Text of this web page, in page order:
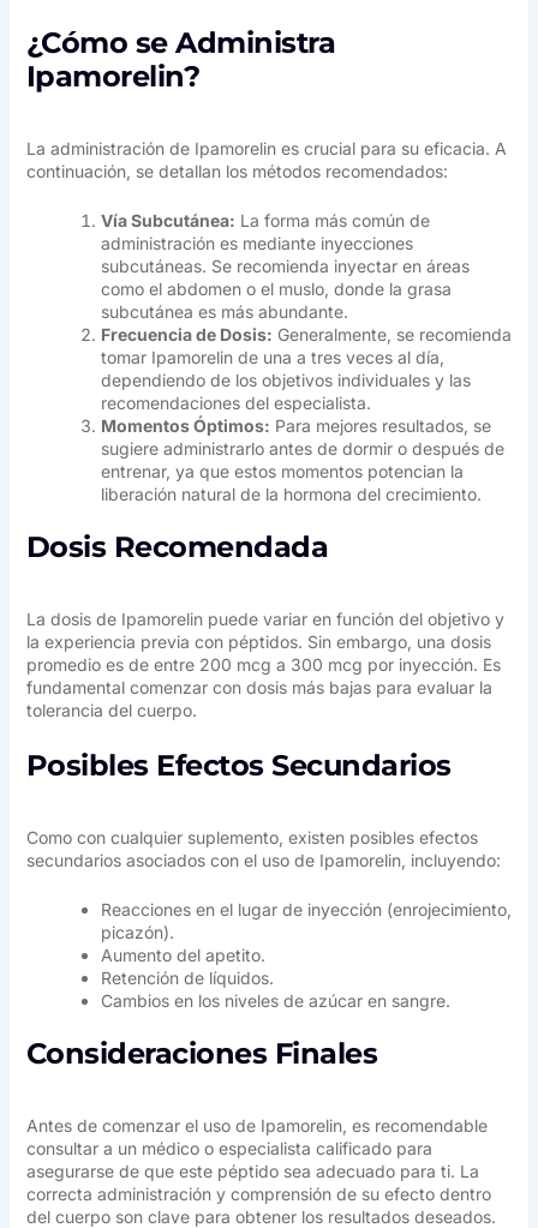
¿Cómo se Administra
Ipamorelin?
La administración de Ipamorelin es crucial para su eficacia. A
continuación, se detallan los métodos recomendados:
Vía Subcutánea: La forma más común de
administración es mediante inyecciones
subcutáneas. Se recomienda inyectar en áreas
como el abdomen o el muslo, donde la grasa
subcutánea es más abundante.
Frecuencia de Dosis: Generalmente, se recomienda
tomar Ipamorelin de una a tres veces al día,
dependiendo de los objetivos individuales y las
recomendaciones del especialista.
Momentos Óptimos: Para mejores resultados, se
sugiere administrarlo antes de dormir o después de
entrenar, ya que estos momentos potencian la
liberación natural de la hormona del crecimiento.
Dosis Recomendada
La dosis de Ipamorelin puede variar en función del objetivo y
la experiencia previa con péptidos. Sin embargo, una dosis
promedio es de entre 200 mcg a 300 mcg por inyección. Es
fundamental comenzar con dosis más bajas para evaluar la
tolerancia del cuerpo.
Posibles Efectos Secundarios
Como con cualquier suplemento, existen posibles efectos
secundarios asociados con el uso de Ipamorelin, incluyendo:
Reacciones en el lugar de inyección (enrojecimiento,
picazón).
Aumento del apetito.
Retención de líquidos.
Cambios en los niveles de azúcar en sangre.
Consideraciones Finales
Antes de comenzar el uso de Ipamorelin, es recomendable
consultar a un médico o especialista calificado para
asegurarse de que este péptido sea adecuado para ti. La
correcta administración y comprensión de su efecto dentro
del cuerpo son clave para obtener los resultados deseados.